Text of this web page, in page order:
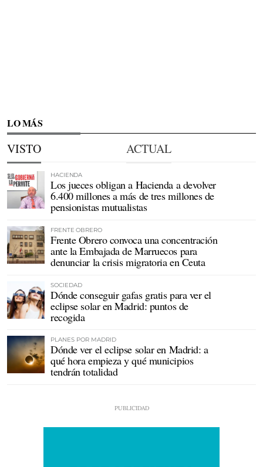
LO MÁS
VISTO ACTUAL
HACIENDA
Los jueces obligan a Hacienda a devolver
6.400 millones a más de tres millones de
pensionistas mutualistas
FRENTE OBRERO
Frente Obrero convoca una concentración
ante la Embajada de Marruecos para
denunciar la crisis migratoria en Ceuta
SOCIEDAD
Dónde conseguir gafas gratis para ver el
eclipse solar en Madrid: puntos de
recogida
PLANES POR MADRID
Dónde ver el eclipse solar en Madrid: a
qué hora empieza y qué municipios
tendrán totalidad